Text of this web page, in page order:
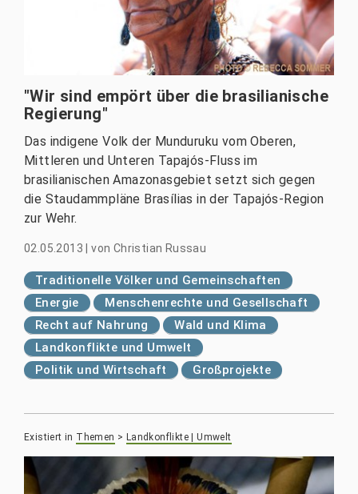
"Wir sind empört über die brasilianische
Regierung"
Das indigene Volk der Munduruku vom Oberen,
Mittleren und Unteren Tapajós-Fluss im
brasilianischen Amazonasgebiet setzt sich gegen
die Staudammpläne Brasílias in der Tapajós-Region
zur Wehr.
02.05.2013 |von Christian Russau
Traditionelle Völker und Gemeinschaften
Energie
Menschenrechte und Gesellschaft
Recht auf Nahrung
Wald und Klima
Landkonflikte und Umwelt
Politik und Wirtschaft
Großprojekte
Existiert in Themen > Landkonflikte | Umwelt